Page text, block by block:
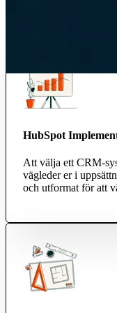
HubSpot
Att välja ett CRM-
vägleder er i
och utformat för att